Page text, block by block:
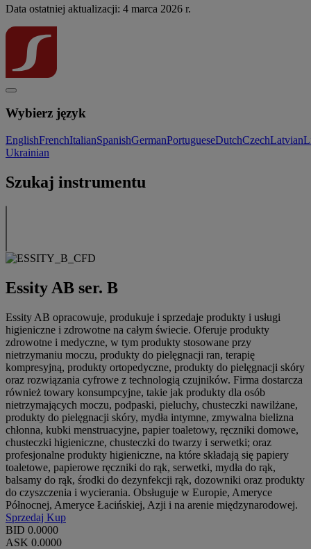
Data ostatniej aktualizacji: 4 marca 2026 r.
Wybierz język
EnglishFrenchItalianSpanishGermanPortugueseDutchCzechLatvian
Ukrainian
Szukaj instrumentu
Essity AB ser. B
Essity AB opracowuje, produkuje i sprzedaje produkty i usługi
higieniczne i zdrowotne na całym świecie. Oferuje produkty
zdrowotne i medyczne, w tym produkty stosowane przy
nietrzymaniu moczu, produkty do pielęgnacji ran, terapię
kompresyjną, produkty ortopedyczne, produkty do pielęgnacji skóry
oraz rozwiązania cyfrowe z technologią czujników. Firma dostarcza
również towary konsumpcyjne, takie jak produkty dla osób
nietrzymających moczu, podpaski, pieluchy, chusteczki nawilżane,
produkty do pielęgnacji skóry, mydła intymne, zmywalna bielizna
chłonna, kubki menstruacyjne, papier toaletowy, ręczniki domowe,
chusteczki higieniczne, chusteczki do twarzy i serwetki; oraz
profesjonalne produkty higieniczne, na które składają się papiery
toaletowe, papierowe ręczniki do rąk, serwetki, mydła do rąk,
balsamy do rąk, środki do dezynfekcji rąk, dozowniki oraz produkty
do czyszczenia i wycierania. Obsługuje w Europie, Ameryce
Północnej, Ameryce Łacińskiej, Azji i na arenie międzynarodowej.
Sprzedaj Kup
BID 0.0000
ASK 0.0000